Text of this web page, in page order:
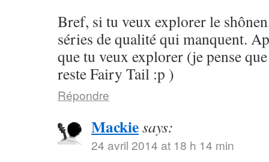
Bref, si tu veux explorer le
séries de qualité qui manquent.
que tu veux explorer (je pense
reste Fairy Tail :p )
Répondre
Mackiesays:
24 avril 2014 at 18 h 14 min